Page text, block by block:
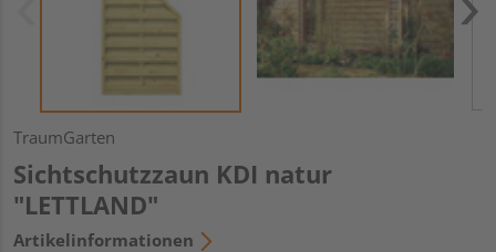
TraumGarten
Sichtschutzzaun KDI natur
"LETTLAND"
Artikelinformationen